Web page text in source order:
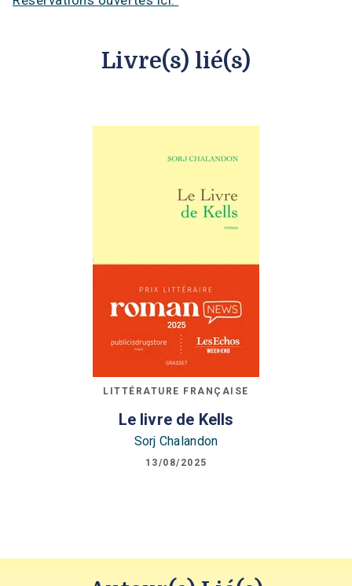
Livre(s) lié(s)
LITTÉRATURE FRANÇAISE
Le livre de Kells
Sorj Chalandon
13/08/2025